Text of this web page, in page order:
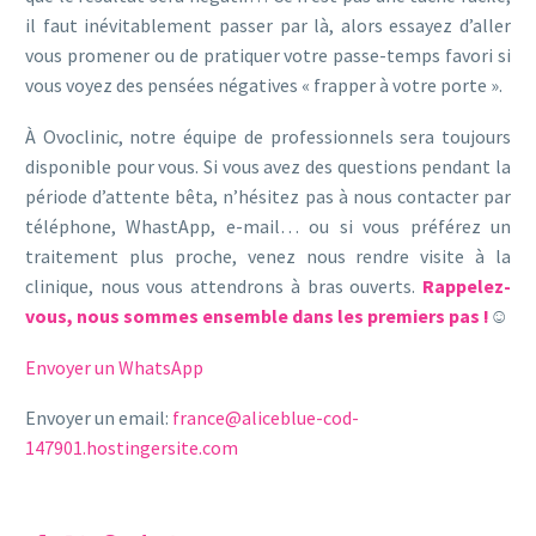
il faut inévitablement passer par là, alors essayez d’aller
vous promener ou de pratiquer votre passe-temps favori si
vous voyez des pensées négatives « frapper à votre porte ».
À Ovoclinic, notre équipe de professionnels sera toujours
disponible pour vous. Si vous avez des questions pendant la
période d’attente bêta, n’hésitez pas à nous contacter par
téléphone, WhastApp, e-mail… ou si vous préférez un
traitement plus proche, venez nous rendre visite à la
clinique, nous vous attendrons à bras ouverts. Rappelez-
vous, nous sommes ensemble dans les premiers pas ! ☺
Envoyer un WhatsApp
Envoyer un email: france@aliceblue-cod-
147901.hostingersite.com